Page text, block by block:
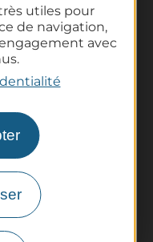
utiles pour
de navigation,
avec
?